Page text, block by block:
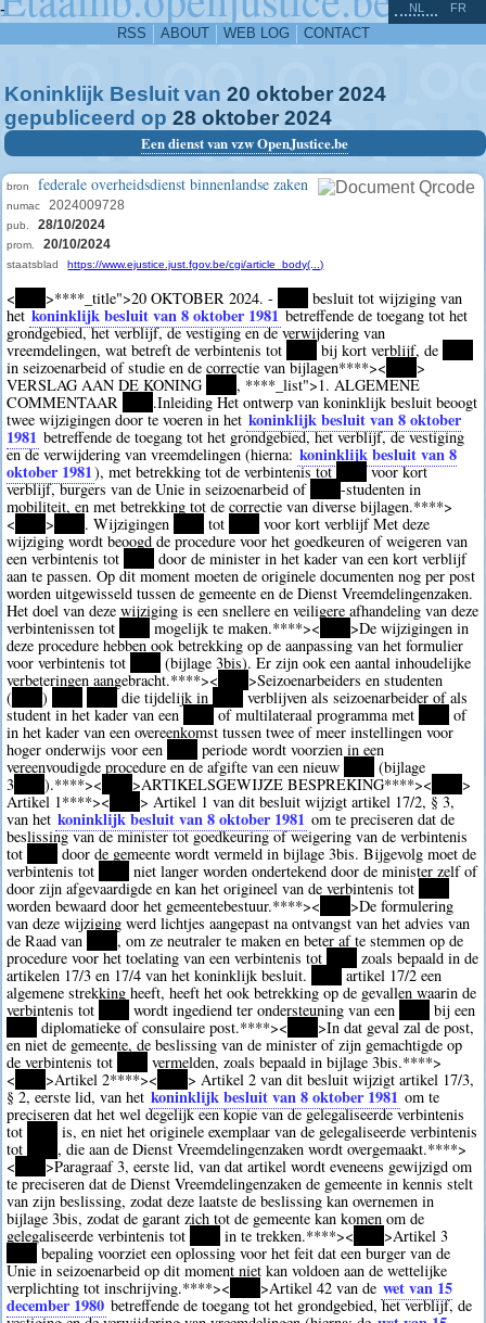
-
RSS ABOUT WEB LOG CONTACT
NL FR
Koninklijk Besluit van 20 oktober 2024
gepubliceerd op 28 oktober 2024
Een dienst van vzw OpenJustice.be
bron federale overheidsdienst binnenlandse zaken
numac 2024009728
pub. 28/10/2024
prom. 20/10/2024
staatsblad https://www.ejustice.just.fgov.be/cgi/article_body(...)
< >**** _title">20 OKTOBER 2024. -
besluit tot wijziging van
hetkoninklijk besluit van 8 oktober 1981betreffende de toegang tot het
grondgebied, het verblijf, de vestiging en de verwijdering van
vreemdelingen, wat betreft de verbintenis tot
bij kort verblijf, de
in seizoenarbeid of studie en de correctie van bijlagen****><
>
VERSLAG AAN DE KONING
****, **** _list">1. ALGEMENE
COMMENTAAR
.Inleiding Het ontwerp van koninklijk besluit beoogt
twee wijzigingen door te voeren in het koninklijk besluit van 8 oktober
1981 betreffende de toegang tot het grondgebied, het verblijf, de vestiging
en de verwijdering van vreemdelingen (hierna: koninklijk besluit van 8
oktober 1981), met betrekking tot de verbintenis tot ****voor kort
verblijf, burgers van de Unie in seizoenarbeid of
****-studenten in
mobiliteit, en met betrekking tot de correctie van diverse bijlagen.****>
<
> . Wijzigingen tot
voor kort verblijf Met deze
wijziging wordt beoogd de procedure voor het goedkeuren of weigeren van
een verbintenis tot
door de minister in het kader van een kort verblijf
aan te passen. Op dit moment moeten de originele documenten nog per post
worden uitgewisseld tussen de gemeente en de Dienst Vreemdelingenzaken.
Het doel van deze wijziging is een snellere en veiligere afhandeling van deze
verbintenissen tot
mogelijk te maken.****><
>De wijzigingen in
deze procedure hebben ook betrekking op de aanpassing van het formulier
voor verbintenis tot
(bijlage 3bis). Er zijn ook een aantal inhoudelijke
verbeteringen aangebracht.****><
>Seizoenarbeiders en studenten
( ****) die tijdelijk in ****verblijven als seizoenarbeider of als
student in het kader van een
****of multilateraal programma met
of
in het kader van een overeenkomst tussen twee of meer instellingen voor
hoger onderwijs voor een
periode wordt voorzien in een
vereenvoudigde procedure en de afgifte van een nieuw
(bijlage
3 ****).****>< >ARTIKELSGEWIJZE BESPREKING****><
>
Artikel 1****><
> Artikel 1 van dit besluit wijzigt artikel 17/2, § 3,
van het koninklijk besluit van 8 oktober 1981 om te preciseren dat de
beslissing van de minister tot goedkeuring of weigering van de verbintenis
tot
door de gemeente wordt vermeld in bijlage 3bis. Bijgevolg moet de
verbintenis tot
niet langer worden ondertekend door de minister zelf of
door zijn afgevaardigde en kan het origineel van de verbintenis tot
worden bewaard door het gemeentebestuur.****><
>De formulering
van deze wijziging werd lichtjes aangepast na ontvangst van het advies van
de Raad van
****, om ze neutraler te maken en beter af te stemmen op de
procedure voor het toelating van een verbintenis tot
zoals bepaald in de
artikelen 17/3 en 17/4 van het koninklijk besluit.
****artikel 17/2 een
algemene strekking heeft, heeft het ook betrekking op de gevallen waarin de
verbintenis tot
wordt ingediend ter ondersteuning van een
bij een
diplomatieke of consulaire post.****><
>In dat geval zal de post,
en niet de gemeente, de beslissing van de minister of zijn gemachtigde op
de verbintenis tot
vermelden, zoals bepaald in bijlage 3bis.****>
<
>Artikel 2****><
> Artikel 2 van dit besluit wijzigt artikel 17/3,
§ 2, eerste lid, van het koninklijk besluit van 8 oktober 1981 om te
preciseren dat het wel degelijk een kopie van de gelegaliseerde verbintenis
tot
is, en niet het originele exemplaar van de gelegaliseerde verbintenis
tot
****, die aan de Dienst Vreemdelingenzaken wordt overgemaakt.****>
< ****>Paragraaf 3, eerste lid, van dat artikel wordt eveneens gewijzigd om
te preciseren dat de Dienst Vreemdelingenzaken de gemeente in kennis stelt
van zijn beslissing, zodat deze laatste de beslissing kan overnemen in
bijlage 3bis, zodat de garant zich tot de gemeente kan komen om de
gelegaliseerde verbintenis tot
in te trekken.****><
>Artikel 3
bepaling voorziet een oplossing voor het feit dat een burger van de
Unie in seizoenarbeid op dit moment niet kan voldoen aan de wettelijke
verplichting tot inschrijving.****>< >Artikel 42 van de wet van 15
december 1980 betreffende de toegang tot het grondgebied, het verblijf, de
^